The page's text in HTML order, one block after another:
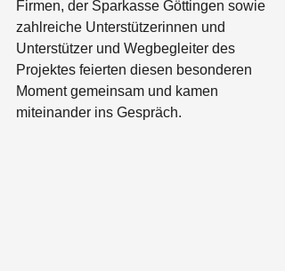
Firmen, der Sparkasse Göttingen sowie
zahlreiche Unterstützerinnen und
Unterstützer und Wegbegleiter des
Projektes feierten diesen besonderen
Moment gemeinsam und kamen
miteinander ins Gespräch.